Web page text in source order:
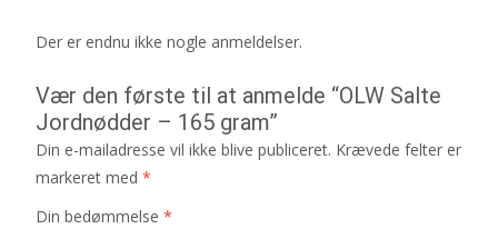
Der er endnu ikke nogle anmeldelser.
Vær den første til at anmelde “OLW Salte
Jordnødder – 165 gram”
Din e-mailadresse vil ikke blive publiceret. Krævede felter er
markeret med *
Din bedømmelse *